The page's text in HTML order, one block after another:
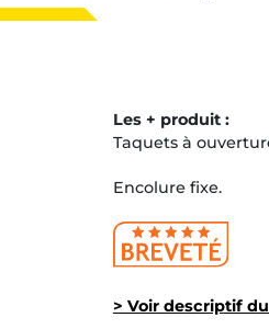
Les + produit :
Taquets à
Encolure fixe.
> Voir descriptif